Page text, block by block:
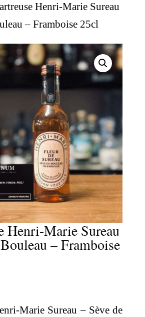
Henri-Marie Sureau
– Framboise 25cl
Henri-Marie Sureau
– Framboise
Marie Sureau – Sève de